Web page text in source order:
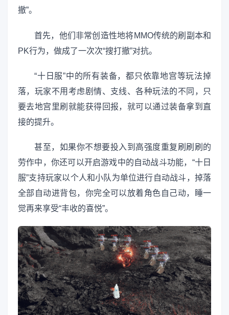
撤”。
首先，他们非常创造性地将MMO传统的刷副本和
PK行为，做成了一次次“搜打撤”对抗。
“十日服”中的所有装备，都只依靠地宫等玩法掉
落，玩家不用考虑剧情、支线、各种玩法的不同，只
要去地宫里刷就能获得回报，就可以通过装备拿到直
接的提升。
甚至，如果你不想要投入到高强度重复刷刷刷的
劳作中，你还可以开启游戏中的自动战斗功能，“十日
服”支持玩家以个人和小队为单位进行自动战斗，掉落
全部自动进背包，你完全可以放着角色自己动，睡一
觉再来享受“丰收的喜悦”。